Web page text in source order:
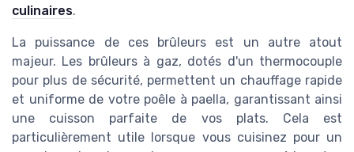
culinaires.
La puissance de ces brûleurs est un autre atout
majeur. Les brûleurs à gaz, dotés d'un thermocouple
pour plus de sécurité, permettent un chauffage rapide
et uniforme de votre poêle à paella, garantissant ainsi
une cuisson parfaite de vos plats. Cela est
particulièrement utile lorsque vous cuisinez pour un